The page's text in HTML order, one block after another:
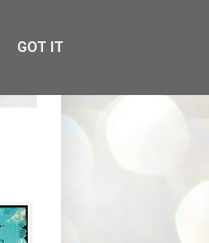
GOT IT